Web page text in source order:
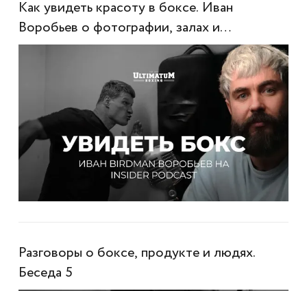
Как увидеть красоту в боксе. Иван
Воробьев о фотографии, залах и
настоящем контенте
Разговоры о боксе, продукте и людях.
Беседа 5